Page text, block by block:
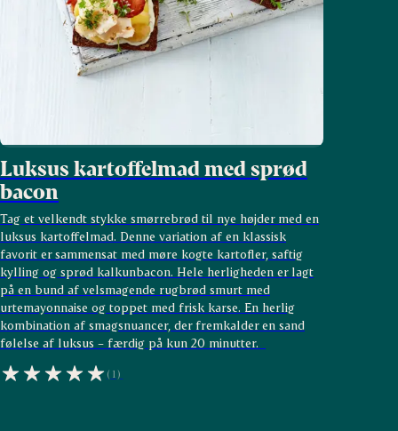
Luksus kartoffelmad med sprød
bacon
Tag et velkendt stykke smørrebrød til nye højder med en
luksus kartoffelmad. Denne variation af en klassisk
favorit er sammensat med møre kogte kartofler, saftig
kylling og sprød kalkunbacon. Hele herligheden er lagt
på en bund af velsmagende rugbrød smurt med
urtemayonnaise og toppet med frisk karse. En herlig
kombination af smagsnuancer, der fremkalder en sand
følelse af luksus – færdig på kun 20 minutter.
(1)